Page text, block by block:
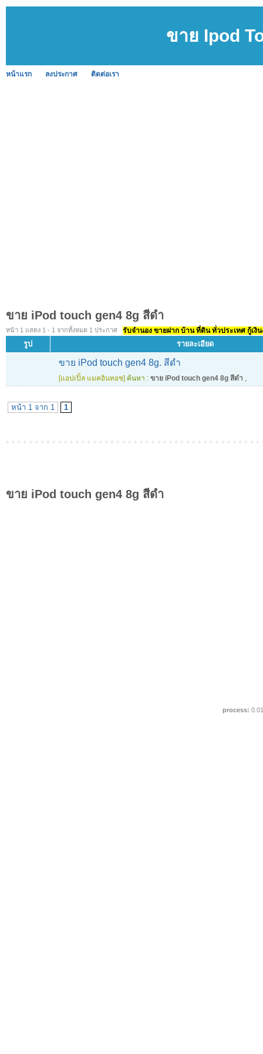
ขาย Ipod
หน้าแรก ลงประกาศ ติดต่อเรา
ขาย iPod touch gen4 8g สีดำ
หน้า 1 แสดง 1 - 1 จากทั้งหมด 1 ประกาศ รับจำนอง ขายฝาก บ้าน ที่ดิน ทั่วประเทศ กู้เงิ
รูป รายละเอียด
ขาย iPod touch gen4 8g. สีดำ
[แอปเปิ้ล แมคอินทอช] ค้นหา : ขาย iPod touch gen4 8g สีดำ ,
หน้า 1 จาก 1 1
ขาย iPod touch gen4 8g สีดำ
process: